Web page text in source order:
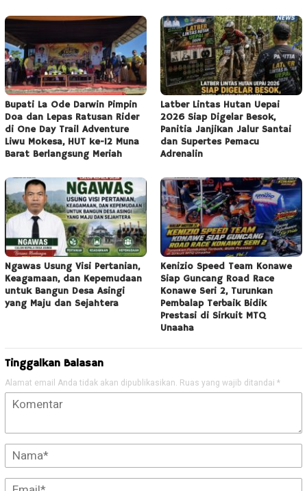
Bupati La Ode Darwin Pimpin
Doa dan Lepas Ratusan Rider
di One Day Trail Adventure
Liwu Mokesa, HUT ke-12 Muna
Barat Berlangsung Meriah
Latber Lintas Hutan Uepai
2026 Siap Digelar Besok,
Panitia Janjikan Jalur Santai
dan Supertes Pemacu
Adrenalin
Ngawas Usung Visi Pertanian,
Keagamaan, dan Kepemudaan
untuk Bangun Desa Asingi
yang Maju dan Sejahtera
Kenizio Speed Team Konawe
Siap Guncang Road Race
Konawe Seri 2, Turunkan
Pembalap Terbaik Bidik
Prestasi di Sirkuit MTQ
Unaaha
Tinggalkan Balasan
Alamat email Anda tidak akan dipublikasikan. Ruas yang wajib ditandai *